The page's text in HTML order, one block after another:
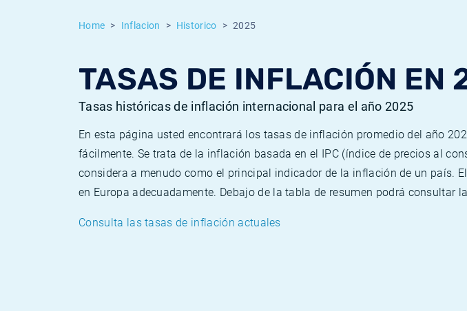
Home Inflacion Historico 2025
TASAS DE INFLACIÓN EN
Tasas históricas de inflación internacional para el año 2025
En esta página usted encontrará los tasas de inflación promedio del año
fácilmente. Se trata de la inflación basada en el IPC (índice de precios al
considera a menudo como el principal indicador de la inflación de un país.
en Europa adecuadamente. Debajo de la tabla de resumen podrá
Consulta las tasas de inflación actuales
Inflación Mexicano - IPC